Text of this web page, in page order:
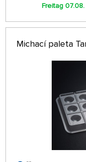
Freitag
Michací paleta